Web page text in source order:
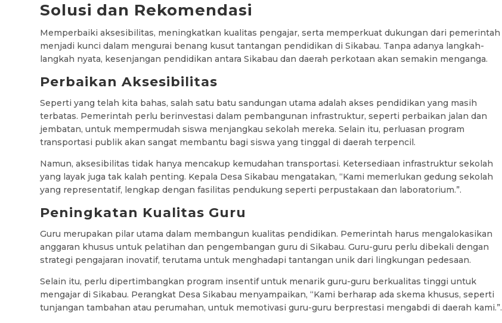
Solusi dan Rekomendasi
Memperbaiki aksesibilitas, meningkatkan kualitas pengajar, serta memperkuat dukungan dari pemerintah
menjadi kunci dalam mengurai benang kusut tantangan pendidikan di Sikabau. Tanpa adanya langkah-
langkah nyata, kesenjangan pendidikan antara Sikabau dan daerah perkotaan akan semakin menganga.
Perbaikan Aksesibilitas
Seperti yang telah kita bahas, salah satu batu sandungan utama adalah akses pendidikan yang masih
terbatas. Pemerintah perlu berinvestasi dalam pembangunan infrastruktur, seperti perbaikan jalan dan
jembatan, untuk mempermudah siswa menjangkau sekolah mereka. Selain itu, perluasan program
transportasi publik akan sangat membantu bagi siswa yang tinggal di daerah terpencil.
Namun, aksesibilitas tidak hanya mencakup kemudahan transportasi. Ketersediaan infrastruktur sekolah
yang layak juga tak kalah penting. Kepala Desa Sikabau mengatakan, “Kami memerlukan gedung sekolah
yang representatif, lengkap dengan fasilitas pendukung seperti perpustakaan dan laboratorium.”.
Peningkatan Kualitas Guru
Guru merupakan pilar utama dalam membangun kualitas pendidikan. Pemerintah harus mengalokasikan
anggaran khusus untuk pelatihan dan pengembangan guru di Sikabau. Guru-guru perlu dibekali dengan
strategi pengajaran inovatif, terutama untuk menghadapi tantangan unik dari lingkungan pedesaan.
Selain itu, perlu dipertimbangkan program insentif untuk menarik guru-guru berkualitas tinggi untuk
mengajar di Sikabau. Perangkat Desa Sikabau menyampaikan, “Kami berharap ada skema khusus, seperti
tunjangan tambahan atau perumahan, untuk memotivasi guru-guru berprestasi mengabdi di daerah kami.”.